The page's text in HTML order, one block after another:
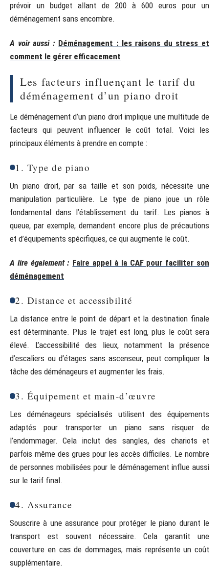
prévoir un budget allant de 200 à 600 euros pour un
déménagement sans encombre.
A voir aussi : Déménagement : les raisons du stress et
comment le gérer efficacement
Les facteurs influençant le tarif du
déménagement d’un piano droit
Le déménagement d’un piano droit implique une multitude de
facteurs qui peuvent influencer le coût total. Voici les
principaux éléments à prendre en compte :
1. Type de piano
Un piano droit, par sa taille et son poids, nécessite une
manipulation particulière. Le type de piano joue un rôle
fondamental dans l’établissement du tarif. Les pianos à
queue, par exemple, demandent encore plus de précautions
et d’équipements spécifiques, ce qui augmente le coût.
A lire également : Faire appel à la CAF pour faciliter son
déménagement
2. Distance et accessibilité
La distance entre le point de départ et la destination finale
est déterminante. Plus le trajet est long, plus le coût sera
élevé. L’accessibilité des lieux, notamment la présence
d’escaliers ou d’étages sans ascenseur, peut compliquer la
tâche des déménageurs et augmenter les frais.
3. Équipement et main-d’œuvre
Les déménageurs spécialisés utilisent des équipements
adaptés pour transporter un piano sans risquer de
l’endommager. Cela inclut des sangles, des chariots et
parfois même des grues pour les accès difficiles. Le nombre
de personnes mobilisées pour le déménagement influe aussi
sur le tarif final.
4. Assurance
Souscrire à une assurance pour protéger le piano durant le
transport est souvent nécessaire. Cela garantit une
couverture en cas de dommages, mais représente un coût
supplémentaire.